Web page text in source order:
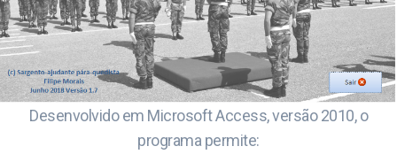
Desenvolvido em Microsoft Access, versão 2010, o
programa permite: